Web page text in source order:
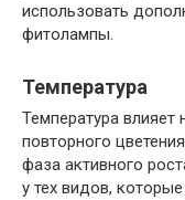
использовать
фитолампы.
Температура
Температура
повторного
фаза активного
у тех видов,